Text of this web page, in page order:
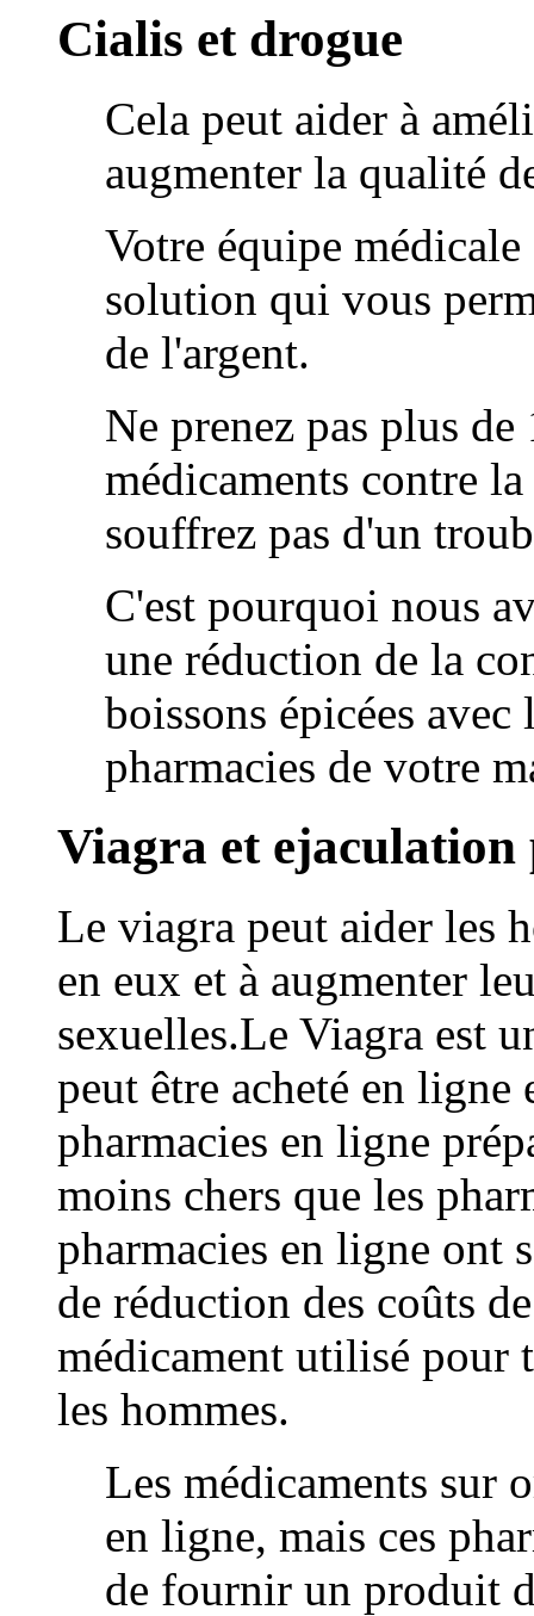
Cialis et drogue
Cela peut aider à
augmenter la qualité
Votre équipe
solution qui vous
de l'argent.
Ne prenez pas plus
médicaments contre
souffrez pas d'un
C'est pourquoi nous
une réduction de la
boissons épicées
pharmacies de votre
Viagra et ejaculation
Le viagra peut aider les
en eux et à augmenter
sexuelles.Le Viagra est
peut être acheté en
pharmacies en ligne
moins chers que les
pharmacies en ligne ont
de réduction des coûts
médicament utilisé pour
les hommes.
Les médicaments sur
en ligne, mais ces
de fournir un produit